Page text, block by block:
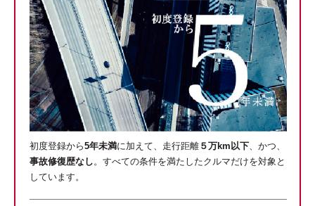
初度登録から5年未満に加えて、走行距離 ５万km以下 、かつ、
事故修復歴なし 。すべての条件を満たしたクルマだけを対象と
しています。